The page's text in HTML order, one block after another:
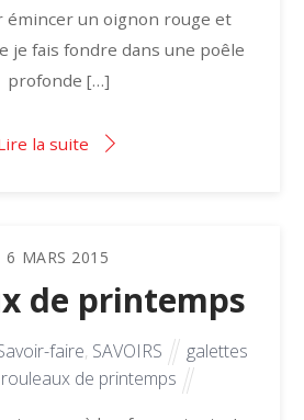
émincer un oignon rouge et
je fais fondre dans une poêle
profonde […]
la suite
6 MARS 2015
de printemps
faire, SAVOIRS
galettes
rouleaux de printemps